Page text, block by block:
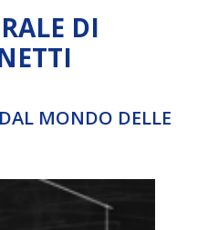
DI
MONDO DELLE